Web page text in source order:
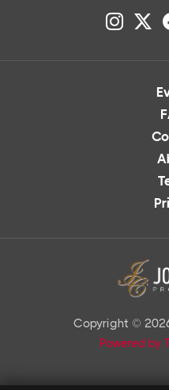
Copyright ©
Powered by